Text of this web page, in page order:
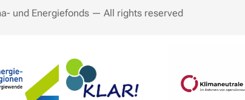
und Energiefonds — All rights reserved